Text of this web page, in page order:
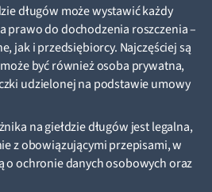
długów może wystawić każdy
prawo do dochodzenia roszczenia –
jak i przedsiębiorcy. Najczęściej są
być również osoba prywatna,
udzielonej na podstawie umowy
na giełdzie długów jest legalna,
z obowiązującymi przepisami, w
o ochronie danych osobowych oraz